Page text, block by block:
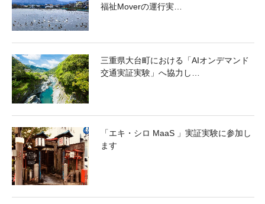
福祉Moverの運行実…
三重県大台町における「AIオンデマンド
交通実証実験」へ協力し…
「エキ・シロ MaaS 」実証実験に参加し
ます